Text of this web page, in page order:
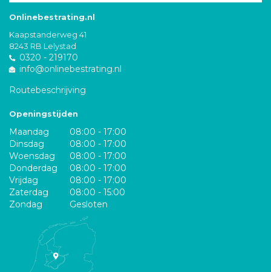
Onlinebestrating.nl
Kaapstanderweg 41
8243 RB Lelystad
0320 - 219170
info@onlinebestrating.nl
Routebeschrijving
Openingstijden
Maandag
08:00 - 17:00
Dinsdag
08:00 - 17:00
Woensdag
08:00 - 17:00
Donderdag
08:00 - 17:00
Vrijdag
08:00 - 17:00
Zaterdag
08:00 - 15:00
Zondag
Gesloten